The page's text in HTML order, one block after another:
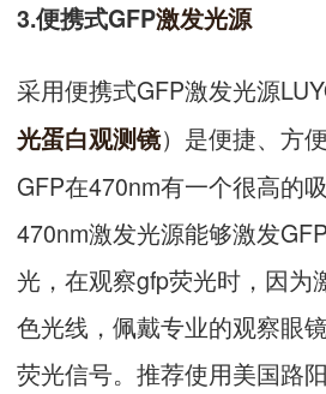
3.便携式GFP激发光源
采用便携式GFP激发光源
光蛋白观测镜）是便捷、方
GFP在470nm有一个很高的
470nm激发光源能够激发
光，在观察gfp荧光时，因为
色光线，佩戴专业的观察眼
荧光信号。推荐使用美国路